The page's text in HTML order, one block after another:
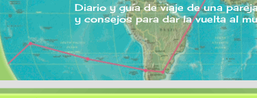
Diario y guía de viaje de una
y consejos para dar la vuelta al